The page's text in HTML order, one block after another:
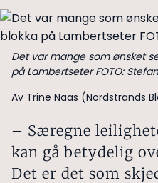
Det var mange som ønsket
på Lambertseter FOTO:
Av Trine Naas (Nordstrands
– Særegne
kan gå betydelig
Det er det som